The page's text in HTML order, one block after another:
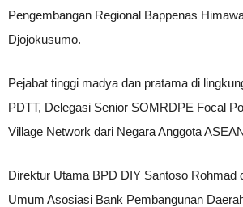
Pengembangan Regional Bappenas
Djojokusumo.
Pejabat tinggi madya dan pratama di
PDTT, Delegasi Senior SOMRDPE Focal
Village Network dari Negara Anggota
Direktur Utama BPD DIY Santoso Rohmad
Umum Asosiasi Bank Pembangunan